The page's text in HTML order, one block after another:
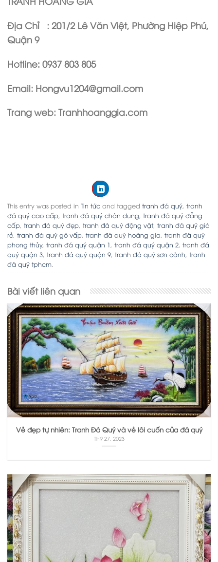
Địa Chỉ : 201/2 Lê Văn Việt, Phường Hiệp Phú,
Quận 9
Hotline: 0937 803 805
Email: Hongvu1204@gmail.com
Trang web: Tranhhoanggia.com
This entry was posted in Tin tức and tagged tranh đá quý, tranh
đá quý cao cấp, tranh đá quý chân dung, tranh đá quý đẳng
cấp, tranh đá quý đẹp, tranh đá quý động vật, tranh đá quý giá
rẻ, tranh đá quý gò vấp, tranh đá quý hoàng gia, tranh đá quý
phong thủy, tranh đá quý quận 1, tranh đá quý quận 2, tranh đá
quý quận 3, tranh đá quý quận 9, tranh đá quý sơn cảnh, tranh
đá quý tphcm.
Bài viết liên quan
Vẻ đẹp tự nhiên: Tranh Đá Quý và vẻ lôi cuốn của đá quý
Th9 27, 2023